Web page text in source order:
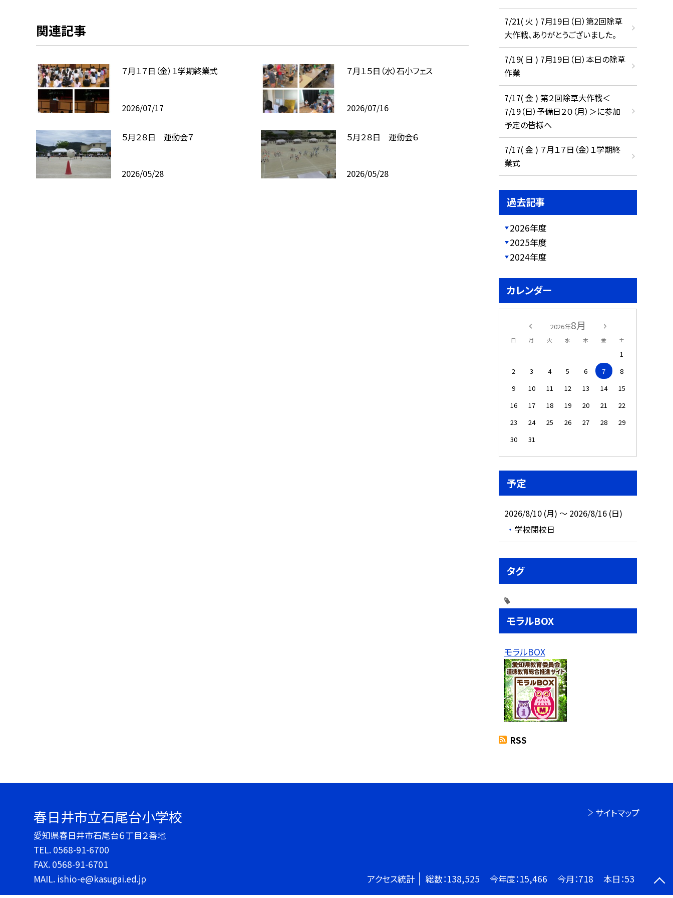
関連記事
７月１７日（金）１学期終業式
2026/07/17
７月１５日（水）石小フェス
2026/07/16
５月２８日 運動会７
2026/05/28
５月２８日 運動会６
2026/05/28
7/21( 火 ) 7月19日（日）第2回除草
大作戦、ありがとうございました。
7/19( 日 ) 7月19日（日）本日の除草
作業
7/17( 金 ) 第２回除草大作戦＜
7/19（日）予備日２０（月）＞に参加
予定の皆様へ
7/17( 金 ) ７月１７日（金）１学期終
業式
過去記事
2026年度
2025年度
2024年度
カレンダー
2026年8月
日 月 火 水 木 金 土
1
2
3 4 5 6 7
8
9
10 11 12 13 14
15
16
17 18 19 20 21
22
23
24 25 26 27 28
29
30
31
予定
2026/8/10 (月) ～ 2026/8/16 (日)
学校閉校日
タグ
モラルBOX
モラルBOX
RSS
春日井市立石尾台小学校
愛知県春日井市石尾台６丁目２番地
TEL. 0568-91-6700
FAX. 0568-91-6701
MAIL. ishio-e@kasugai.ed.jp
サイトマップ
アクセス統計 総数：138,525 今年度：15,466 今月：718 本日：53